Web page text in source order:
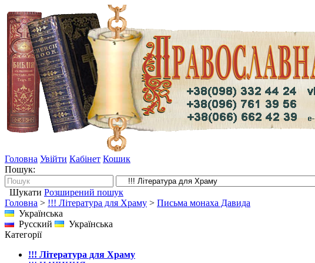
Головна Увійти Кабінет Кошик
Пошук:
Шукати Розширений пошук
Головна > !!! Література для Храму > Письма монаха Давида
Українська
Русский
Українська
Категорії
!!! Література для Храму